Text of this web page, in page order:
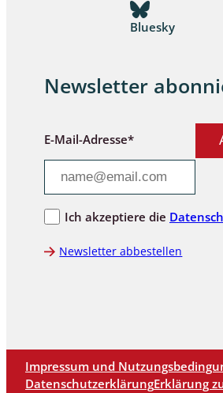
Bluesky
Newsletter
E-Mail-Adresse*
Ich akzeptiere die
Newsletter abbestellen
Impressum und
DatenschutzerklärungErklärung